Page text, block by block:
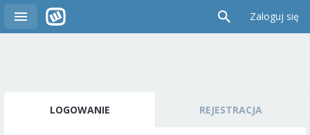
Zaloguj się
LOGOWANIE REJESTRACJA